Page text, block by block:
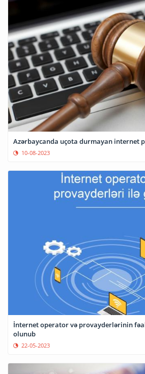
Azərbaycanda uçota durmayan internet
10-08-2023
İnternet operator və provayderlərinin
olunub
22-05-2023